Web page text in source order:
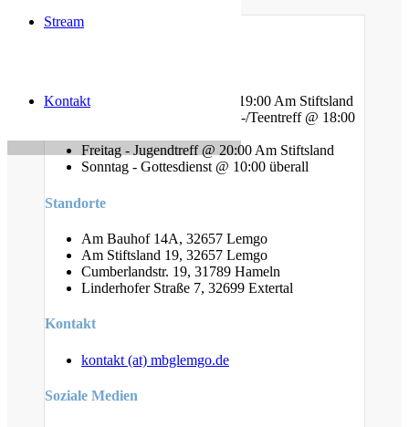
Stream
KontaktMittwoch - Bibelstunde @ 19:00 Am Stiftsland
Freitag - Gebet und Kinder-/Teentreff @ 18:00
Freitag - Jugendtreff @ 20:00 Am Stiftsland
Sonntag - Gottesdienst @ 10:00 überall
Standorte
Am Bauhof 14A, 32657 Lemgo
Am Stiftsland 19, 32657 Lemgo
Cumberlandstr. 19, 31789 Hameln
Linderhofer Straße 7, 32699 Extertal
Kontakt
kontakt (at) mbglemgo.de
Soziale Medien